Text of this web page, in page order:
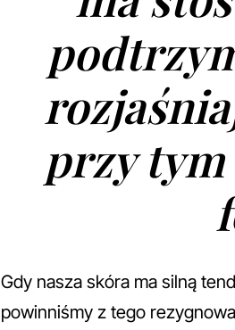
przy tym
Gdy nasza skóra ma silną
powinniśmy z tego